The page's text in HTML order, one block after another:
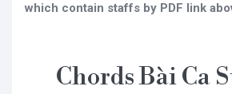
which contain staffs by PDF link
Chords Bài Ca